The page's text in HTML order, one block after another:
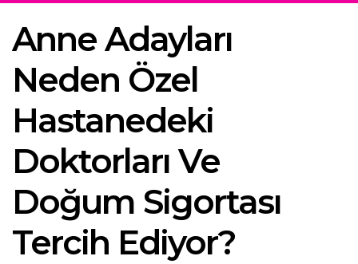
Anne Adayları
Neden Özel
Hastanedeki
Doktorları Ve
Doğum Sigortası
Tercih Ediyor?